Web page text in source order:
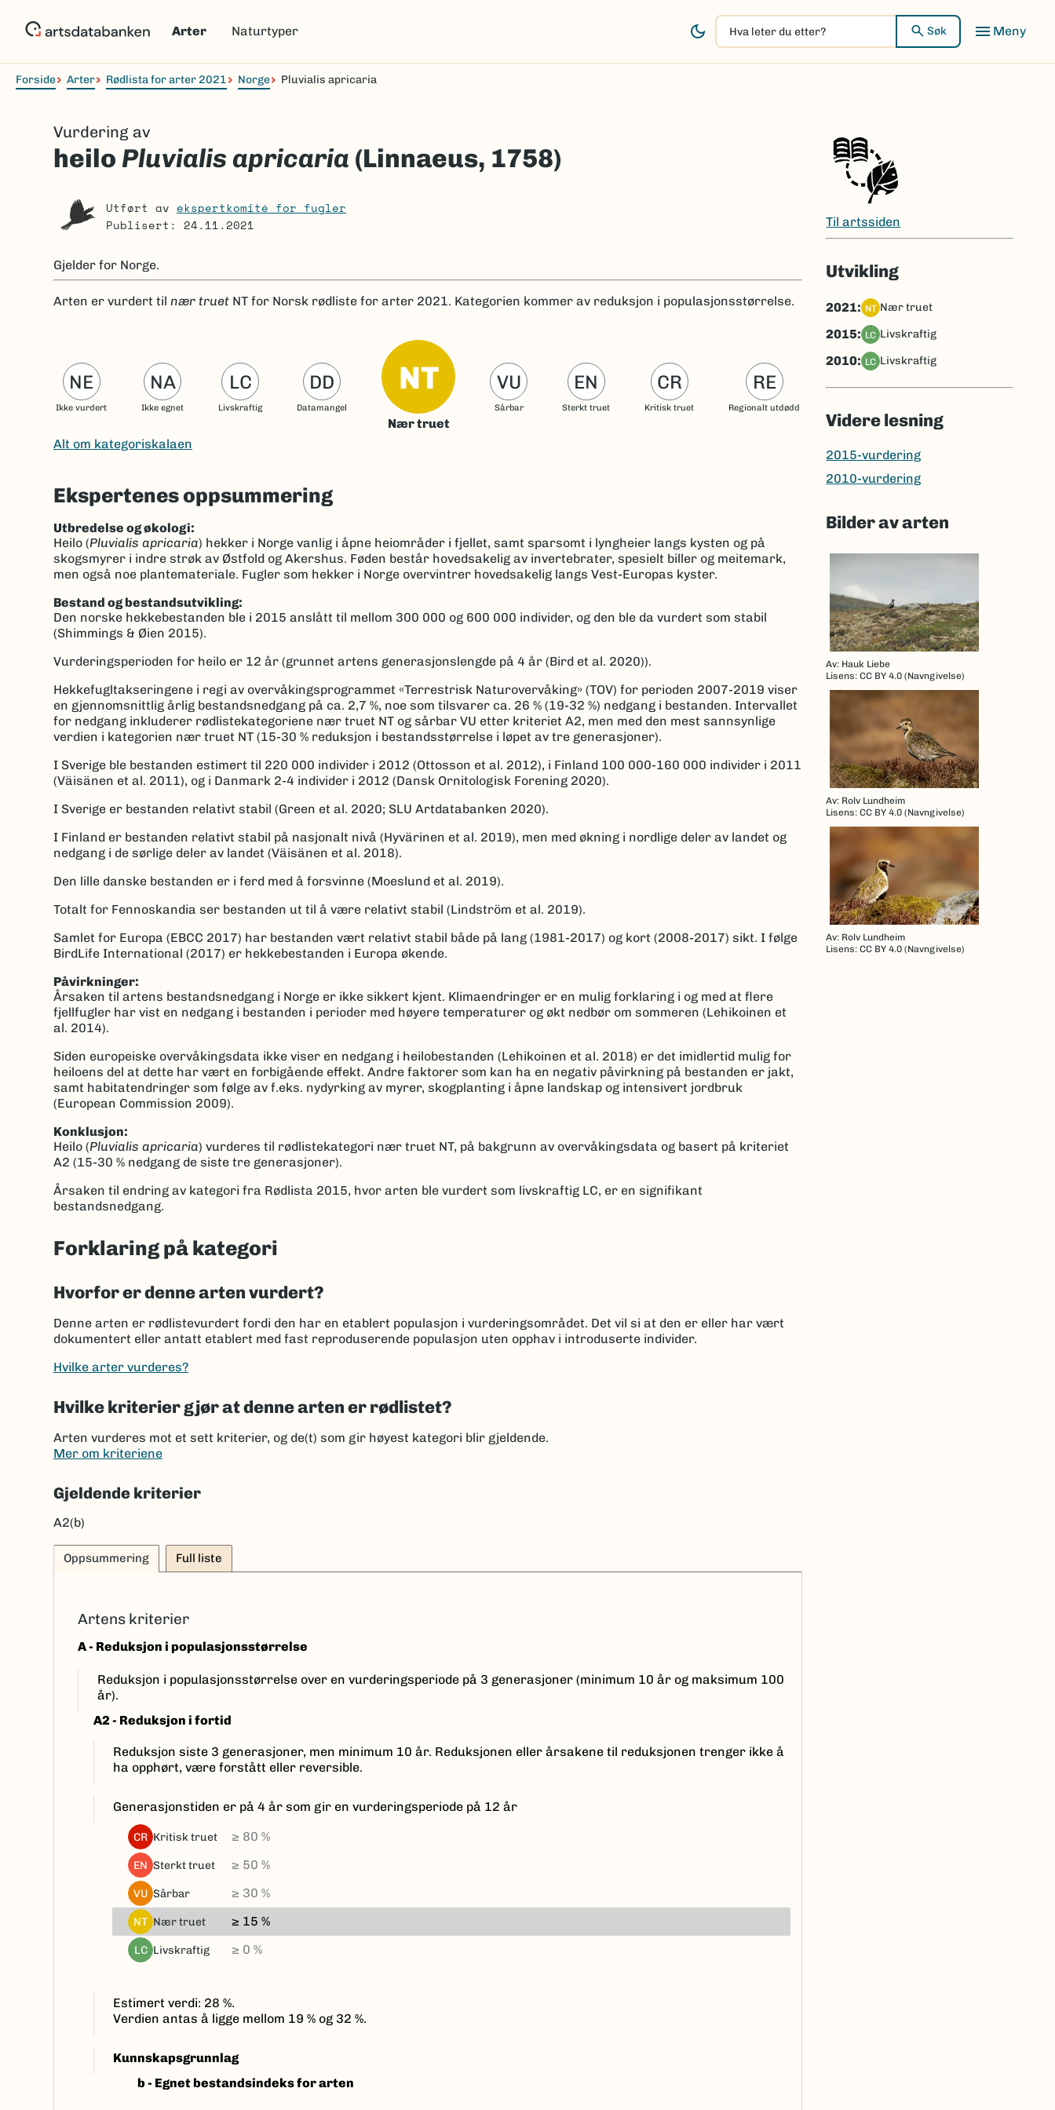
Arter Naturtyper
Hva
leter
du
Søk Meny
Navigasjonssti
Forside Arter Rødlista for arter 2021 Norge Pluvialis apricaria
Vurdering av
heilo Pluvialis apricaria (Linnaeus, 1758)
Utført av ekspertkomité for fugler
Publisert: 24.11.2021
Gjelder for Norge.
Arten er vurdert til nær truet NT for Norsk rødliste for arter 2021. Kategorien kommer av reduksjon i populasjonsstørrelse.
NE
Ikke vurdert
NA
Ikke egnet
LC
Livskraftig
DD
Datamangel
NT
Nær truet
VU
Sårbar
EN
Sterkt truet
CR
Kritisk truet
RE
Regionalt utdødd
Alt om kategoriskalaen
Ekspertenes oppsummering
Utbredelse og økologi:
Heilo (Pluvialis apricaria) hekker i Norge vanlig i åpne heiområder i fjellet, samt sparsomt i lyngheier langs kysten og på
skogsmyrer i indre strøk av Østfold og Akershus. Føden består hovedsakelig av invertebrater, spesielt biller og meitemark,
men også noe plantemateriale. Fugler som hekker i Norge overvintrer hovedsakelig langs Vest-Europas kyster.
Bestand og bestandsutvikling:
Den norske hekkebestanden ble i 2015 anslått til mellom 300 000 og 600 000 individer, og den ble da vurdert som stabil
(Shimmings & Øien 2015).
Vurderingsperioden for heilo er 12 år (grunnet artens generasjonslengde på 4 år (Bird et al. 2020)).
Hekkefugltakseringene i regi av overvåkingsprogrammet «Terrestrisk Naturovervåking» (TOV) for perioden 2007-2019 viser
en gjennomsnittlig årlig bestandsnedgang på ca. 2,7 %, noe som tilsvarer ca. 26 % (19-32 %) nedgang i bestanden. Intervallet
for nedgang inkluderer rødlistekategoriene nær truet NT og sårbar VU etter kriteriet A2, men med den mest sannsynlige
verdien i kategorien nær truet NT (15-30 % reduksjon i bestandsstørrelse i løpet av tre generasjoner).
I Sverige ble bestanden estimert til 220 000 individer i 2012 (Ottosson et al. 2012), i Finland 100 000-160 000 individer i 2011
(Väisänen et al. 2011), og i Danmark 2-4 individer i 2012 (Dansk Ornitologisk Forening 2020).
I Sverige er bestanden relativt stabil (Green et al. 2020; SLU Artdatabanken 2020).
I Finland er bestanden relativt stabil på nasjonalt nivå (Hyvärinen et al. 2019), men med økning i nordlige deler av landet og
nedgang i de sørlige deler av landet (Väisänen et al. 2018).
Den lille danske bestanden er i ferd med å forsvinne (Moeslund et al. 2019).
Totalt for Fennoskandia ser bestanden ut til å være relativt stabil (Lindström et al. 2019).
Samlet for Europa (EBCC 2017) har bestanden vært relativt stabil både på lang (1981-2017) og kort (2008-2017) sikt. I følge
BirdLife International (2017) er hekkebestanden i Europa økende.
Påvirkninger:
Årsaken til artens bestandsnedgang i Norge er ikke sikkert kjent. Klimaendringer er en mulig forklaring i og med at flere
fjellfugler har vist en nedgang i bestanden i perioder med høyere temperaturer og økt nedbør om sommeren (Lehikoinen et
al. 2014).
Siden europeiske overvåkingsdata ikke viser en nedgang i heilobestanden (Lehikoinen et al. 2018) er det imidlertid mulig for
heiloens del at dette har vært en forbigående effekt. Andre faktorer som kan ha en negativ påvirkning på bestanden er jakt,
samt habitatendringer som følge av f.eks. nydyrking av myrer, skogplanting i åpne landskap og intensivert jordbruk
(European Commission 2009).
Konklusjon:
Heilo (Pluvialis apricaria) vurderes til rødlistekategori nær truet NT, på bakgrunn av overvåkingsdata og basert på kriteriet
A2 (15-30 % nedgang de siste tre generasjoner).
Årsaken til endring av kategori fra Rødlista 2015, hvor arten ble vurdert som livskraftig LC, er en signifikant
bestandsnedgang.
Forklaring på kategori
Hvorfor er denne arten vurdert?
Denne arten er rødlistevurdert fordi den har en etablert populasjon i vurderingsområdet. Det vil si at den er eller har vært
dokumentert eller antatt etablert med fast reproduserende populasjon uten opphav i introduserte individer.
Hvilke arter vurderes?
Hvilke kriterier gjør at denne arten er rødlistet?
Arten vurderes mot et sett kriterier, og de(t) som gir høyest kategori blir gjeldende.
Mer om kriteriene
Gjeldende kriterier
A2(b)
Oppsummering Full liste
Artens kriterier
A - Reduksjon i populasjonsstørrelse
Reduksjon i populasjonsstørrelse over en vurderingsperiode på 3 generasjoner (minimum 10 år og maksimum 100
år).
A2 - Reduksjon i fortid
Reduksjon siste 3 generasjoner, men minimum 10 år. Reduksjonen eller årsakene til reduksjonen trenger ikke å
ha opphørt, være forstått eller reversible.
Generasjonstiden er på 4 år som gir en vurderingsperiode på 12 år
CR kritisk truet ≥ 80 %
EN sterkt truet ≥ 50 %
VU sårbar ≥ 30 %
NT nær truet ≥ 15 %
LC livskraftig ≥ 0 %
Estimert verdi: 28 %.
Verdien antas å ligge mellom 19 % og 32 %.
Kunnskapsgrunnlag
b - Egnet bestandsindeks for arten
Til artssiden
Utvikling
2021: NT nær truet
2015: LC livskraftig
2010: LC livskraftig
Videre lesning
2015-vurdering
2010-vurdering
Bilder av arten
Av: Hauk Liebe
Lisens: CC BY 4.0 (Navngivelse)
Av: Rolv Lundheim
Lisens: CC BY 4.0 (Navngivelse)
Av: Rolv Lundheim
Lisens: CC BY 4.0 (Navngivelse)